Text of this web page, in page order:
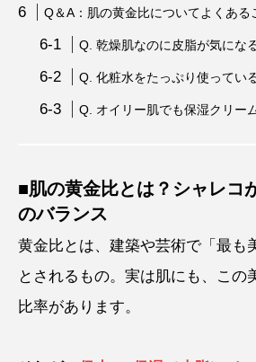
Q＆A：肌の黄金比についてよくある
Q. 乾燥肌なのに皮脂が気にな
Q. 化粧水をたっぷり使ってい
Q. オイリー肌でも保湿クリー
■肌の黄金比とは？シャレコ
のバランス
黄金比とは、建築や芸術で「最も
とされるもの。実は肌にも、この
比率があります。